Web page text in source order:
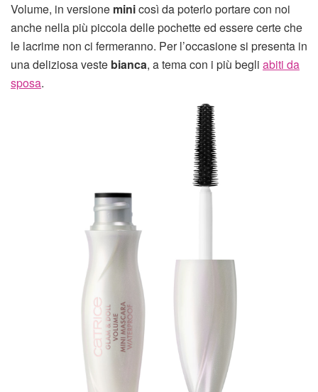
Volume, in versione minicosì da poterlo portare con noi
anche nella più piccola delle pochette ed essere certe che
le lacrime non ci fermeranno. Per l’occasione si presenta in
una deliziosa veste bianca, a tema con i più begli abiti da
sposa.